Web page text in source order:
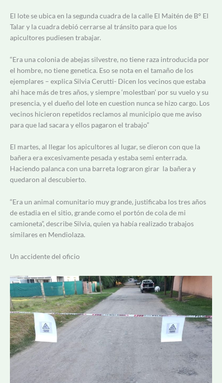
El lote se ubica en la segunda cuadra de la calle El Maitén de B° El
Talar y la cuadra debió cerrarse al tránsito para que los
apicultores pudiesen trabajar.
“Era una colonia de abejas silvestre, no tiene raza introducida por
el hombre, no tiene genetica. Eso se nota en el tamaño de los
ejemplares – explica Silvia Cerutti- Dicen los vecinos que estaba
ahi hace más de tres años, y siempre ‘molestban’ por su vuelo y su
presencia, y el dueño del lote en cuestion nunca se hizo cargo. Los
vecinos hicieron repetidos reclamos al municipio que me aviso
para que lad sacara y ellos pagaron el trabajo”
El martes, al llegar los apicultores al lugar, se dieron con que la
bañera era excesivamente pesada y estaba semi enterrada.
Haciendo palanca con una barreta lograron girar la bañera y
quedaron al descubierto.
“Era un animal comunitario muy grande, justificaba los tres años
de estadia en el sitio, grande como el portón de cola de mi
camioneta”, describe Silvia, quien ya había realizado trabajos
similares en Mendiolaza.
Un accidente del oficio